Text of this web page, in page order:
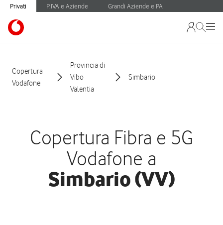
Privati P.IVA e Aziende Grandi Aziende e PA
Copertura
Vodafone
Provincia di
Vibo
Valentia
Simbario
Copertura Fibra e 5G
Vodafone a
Simbario (VV)